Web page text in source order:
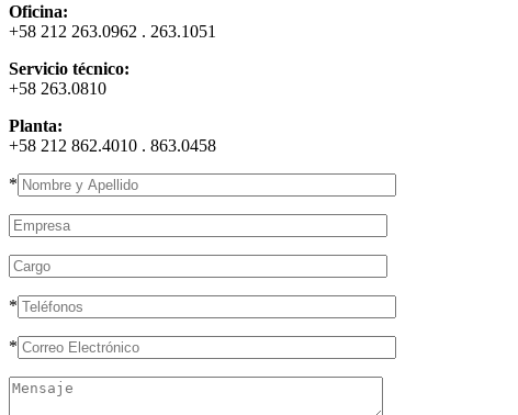
Oficina:
+58 212 263.0962 . 263.1051
Servicio técnico:
+58 263.0810
Planta:
+58 212 862.4010 . 863.0458
*
*
*